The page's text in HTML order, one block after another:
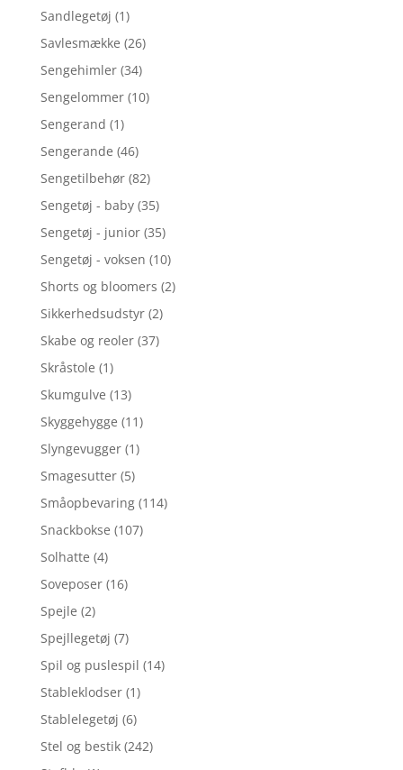
Sandlegetøj (1)
Savlesmække (26)
Sengehimler (34)
Sengelommer (10)
Sengerand (1)
Sengerande (46)
Sengetilbehør (82)
Sengetøj - baby (35)
Sengetøj - junior (35)
Sengetøj - voksen (10)
Shorts og bloomers (2)
Sikkerhedsudstyr (2)
Skabe og reoler (37)
Skråstole (1)
Skumgulve (13)
Skyggehygge (11)
Slyngevugger (1)
Smagesutter (5)
Småopbevaring (114)
Snackbokse (107)
Solhatte (4)
Soveposer (16)
Spejle (2)
Spejllegetøj (7)
Spil og puslespil (14)
Stableklodser (1)
Stablelegetøj (6)
Stel og bestik (242)